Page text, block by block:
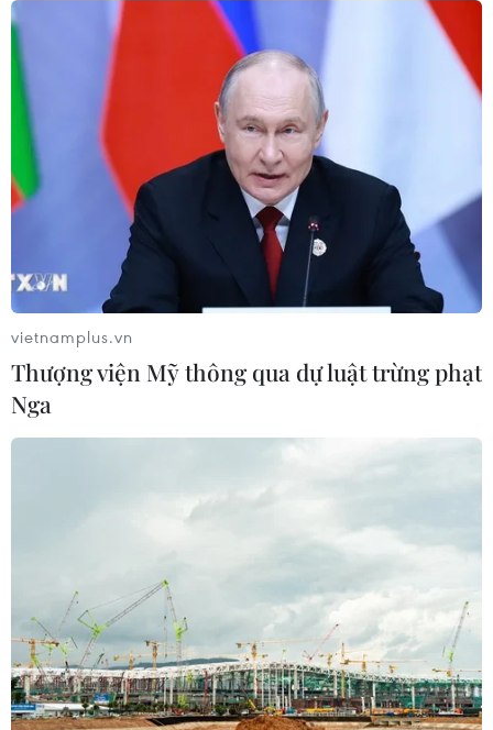
#đầu tư nước ngoài gián tiếp
Theo dõi VietnamPlus
TIN LIÊN QUAN
Phiên họp thứ nhất của Ban Chỉ
đạo về Trung tâm tài chính khu vực và
vietnamplus.vn
Thượng viện Mỹ thông qua dự luật trừng phạt
Nga